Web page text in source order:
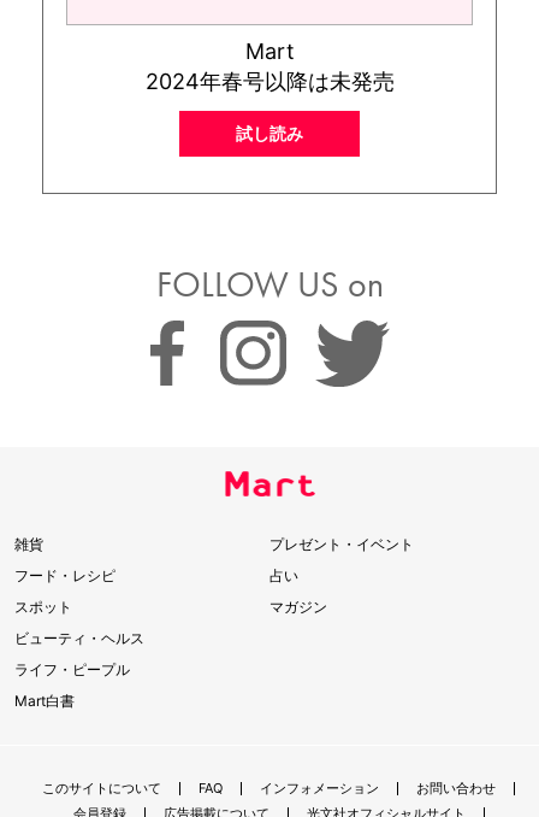
Mart
2024年春号以降は未発売
試し読み
FOLLOW US on
雑貨
フード・レシピ
スポット
ビューティ・ヘルス
ライフ・ピープル
Mart白書
プレゼント・イベント
占い
マガジン
このサイトについて FAQ インフォメーション
お問い合わせ
会員登録
広告掲載について 光文社オフィシャルサイト